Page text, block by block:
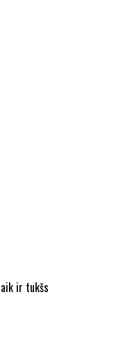
ir tukšs